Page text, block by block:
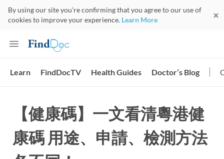
By using our site you’re confirming that you agree to our use of
cookies to improve your experience. Learn More
Learn FindDocTV Health Guides Doctor’s Blog
【健康碼】一文看清粵港健
康碼 用途、申請、檢測方法